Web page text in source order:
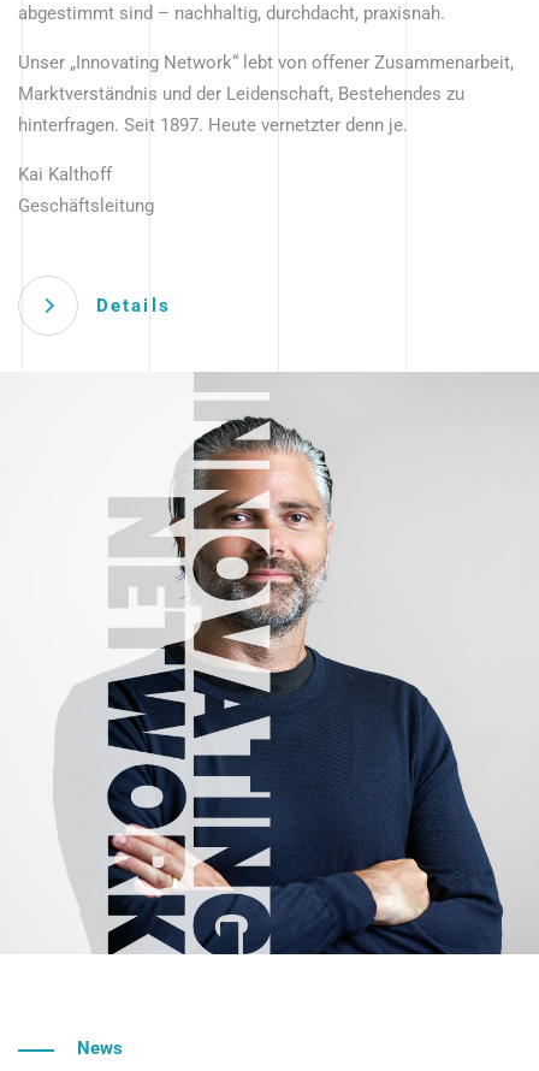
abgestimmt sind – nachhaltig, durchdacht, praxisnah.
Unser „Innovating Network“ lebt von offener Zusammenarbeit,
Marktverständnis und der Leidenschaft, Bestehendes zu
hinterfragen. Seit 1897. Heute vernetzter denn je.
Kai Kalthoff
Geschäftsleitung
Details
News